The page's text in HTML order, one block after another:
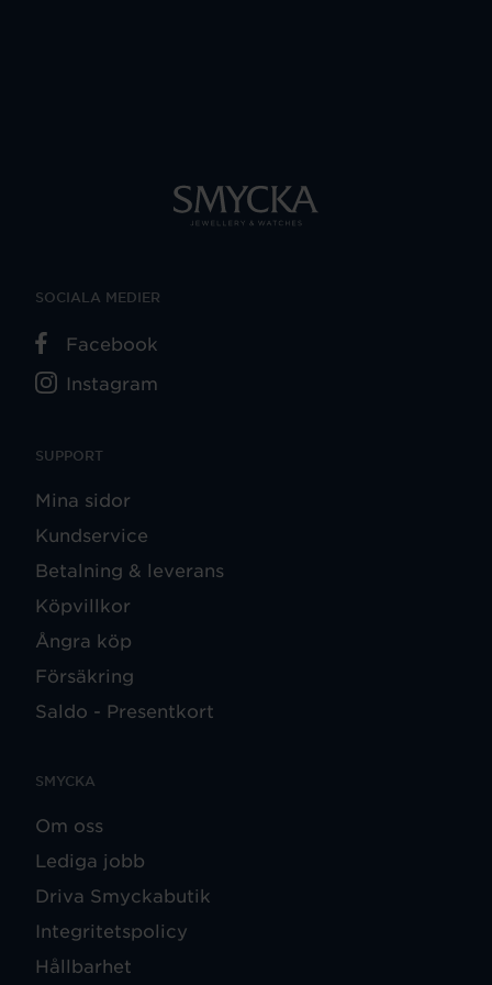
SUPPORT
Mina sidor
Kundservice
Betalning & leverans
Köpvillkor
Ångra köp
Försäkring
Saldo - Presentkort
SMYCKA
Om oss
Lediga jobb
Driva Smyckabutik
Integritetspolicy
Hållbarhet
SOCIALA MEDIER
Facebook
Instagram